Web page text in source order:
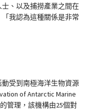
、以及捕撈產業之間在
我認為這種關係是非常
受到南極海洋生物資源
of Antarctic Marine
管理，該機構由25個對